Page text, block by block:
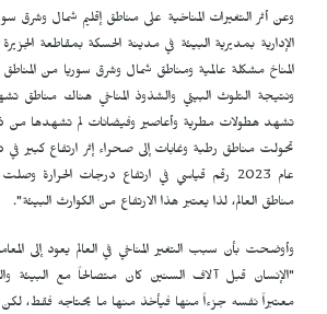
وعن أثر التغيرات المناخية على مناطق إقليم شمال وشرق
الإدارية بمديرية البيئة في مدينة الحسكة بمقاطعة الجزيرة
المناخ مشكلة عالمية ومناطق شمال وشرق سوريا من المناطق
ونتيجة التلوث البيئي والشذوذ المناخي هناك مناطق
تشهد هطولات مطرية وأعاصير وفيضانات لم تشهدها
تحولت مناطق رطبة وغابات إلى صحراء إثر ارتفاع كبير
مناطق العالم، لذا يعتبر هذا الارتفاع من الكوارث البيئة".
وأوضحت بأن سبب التغير المناخي في العالم يعود إلى
"الإنسان قبل آلاف السنين كان متصالحاً مع البيئة
معتبراً نفسه جزءاً منها فيأخذ منها ما يحتاجه فقط،